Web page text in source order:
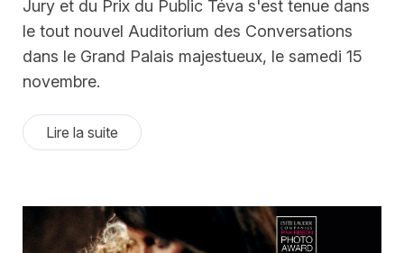
Jury et du Prix du Public Téva s'est tenue dans
le tout nouvel Auditorium des Conversations
dans le Grand Palais majestueux, le samedi 15
novembre.
Lire la suite